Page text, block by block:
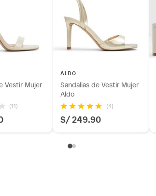
de uso, sin empaques, etiquetas o
Vestir Mujer
(11)
ALDO
Sandalias de Vestir Mujer
Aldo
(4)
S/ 249.90